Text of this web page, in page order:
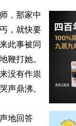
，那家中
，就快要
此事被同
鞭打她。
没有作祟
声鼎沸。
地回答